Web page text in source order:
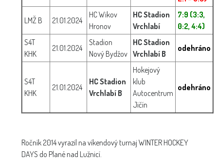
LMŽ B 21.01.2024
HC Wikov
Hronov
HC Stadion
Vrchlabí
7:9 (3:3,
0:2, 4:4)
S4T
KHK
21.01.2024
Stadion
Nový Bydžov
HC Stadion
Vrchlabí B
odehráno
S4T
KHK
21.01.2024
HC Stadion
Vrchlabí B
Hokejový
klub
Autocentrum
Jičín
odehráno
Ročník 2014 vyrazil na víkendový turnaj WINTER HOCKEY
DAYS do Plané nad Lužnicí.